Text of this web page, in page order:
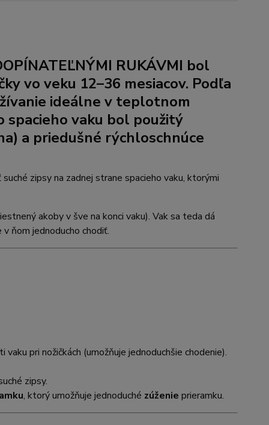
RUKÁVMI bol
vo veku 12–36 mesiacov. Podľa
ideálne v teplotnom
spacieho vaku bol použitý
a priedušné rýchloschnúce
zipsy na zadnej strane spacieho vaku, ktorými
akoby v šve na konci vaku). Vak sa teda dá
ňom jednoducho chodiť.
vaku pri nožičkách (umožňuje jednoduchšie chodenie).
zipsy.
, ktorý umožňuje jednoduché zúženie prieramku.